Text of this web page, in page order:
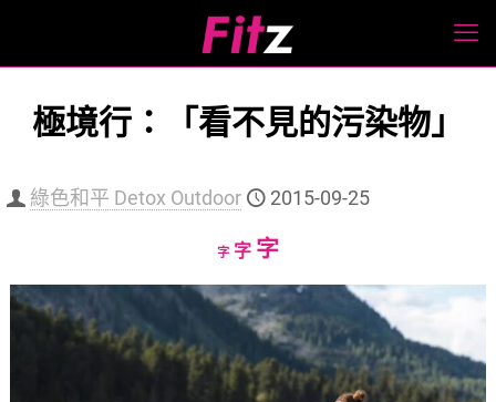
極境行：「看不見的污染物」
綠色和平 Detox Outdoor 2015-09-25
字Decrease
size.
字Reset
size.
字Increase
size.